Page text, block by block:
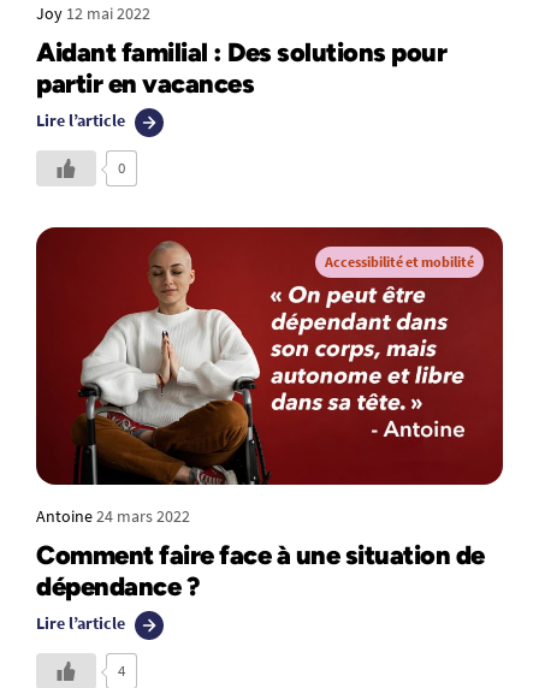
Joy 12 mai 2022
Aidant familial : Des solutions pour
partir en vacances
Lire l’article
0
Accessibilité et mobilité
Antoine24 mars 2022
Comment faire face à une situation de
dépendance ?
Lire l’article
4